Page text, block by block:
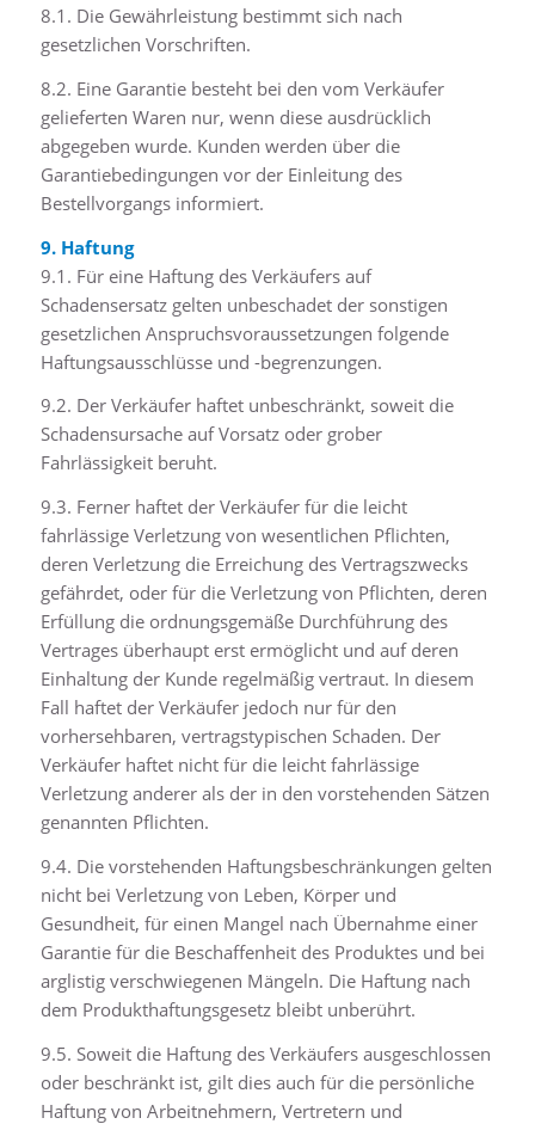
8.1. Die Gewährleistung bestimmt sich nach
gesetzlichen Vorschriften.
8.2. Eine Garantie besteht bei den vom Verkäufer
gelieferten Waren nur, wenn diese ausdrücklich
abgegeben wurde. Kunden werden über die
Garantiebedingungen vor der Einleitung des
Bestellvorgangs informiert.
9. Haftung
9.1. Für eine Haftung des Verkäufers auf
Schadensersatz gelten unbeschadet der sonstigen
gesetzlichen Anspruchsvoraussetzungen folgende
Haftungsausschlüsse und -begrenzungen.
9.2. Der Verkäufer haftet unbeschränkt, soweit die
Schadensursache auf Vorsatz oder grober
Fahrlässigkeit beruht.
9.3. Ferner haftet der Verkäufer für die leicht
fahrlässige Verletzung von wesentlichen Pflichten,
deren Verletzung die Erreichung des Vertragszwecks
gefährdet, oder für die Verletzung von Pflichten, deren
Erfüllung die ordnungsgemäße Durchführung des
Vertrages überhaupt erst ermöglicht und auf deren
Einhaltung der Kunde regelmäßig vertraut. In diesem
Fall haftet der Verkäufer jedoch nur für den
vorhersehbaren, vertragstypischen Schaden. Der
Verkäufer haftet nicht für die leicht fahrlässige
Verletzung anderer als der in den vorstehenden Sätzen
genannten Pflichten.
9.4. Die vorstehenden Haftungsbeschränkungen gelten
nicht bei Verletzung von Leben, Körper und
Gesundheit, für einen Mangel nach Übernahme einer
Garantie für die Beschaffenheit des Produktes und bei
arglistig verschwiegenen Mängeln. Die Haftung nach
dem Produkthaftungsgesetz bleibt unberührt.
9.5. Soweit die Haftung des Verkäufers ausgeschlossen
oder beschränkt ist, gilt dies auch für die persönliche
Haftung von Arbeitnehmern, Vertretern und